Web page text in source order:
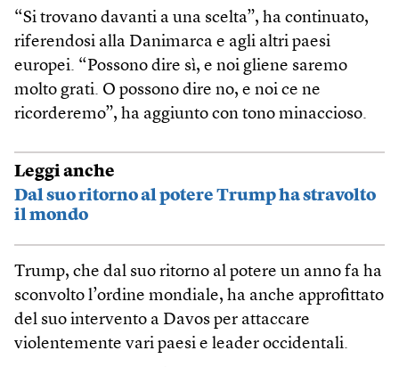
“Si trovano davanti a una scelta”, ha continuato,
riferendosi alla Danimarca e agli altri paesi
europei. “Possono dire sì, e noi gliene saremo
molto grati. O possono dire no, e noi ce ne
ricorderemo”, ha aggiunto con tono minaccioso.
Leggi anche
Dal suo ritorno al potere Trump ha stravolto
il mondo
Trump, che dal suo ritorno al potere un anno fa ha
sconvolto l’ordine mondiale, ha anche approfittato
del suo intervento a Davos per attaccare
violentemente vari paesi e leader occidentali.